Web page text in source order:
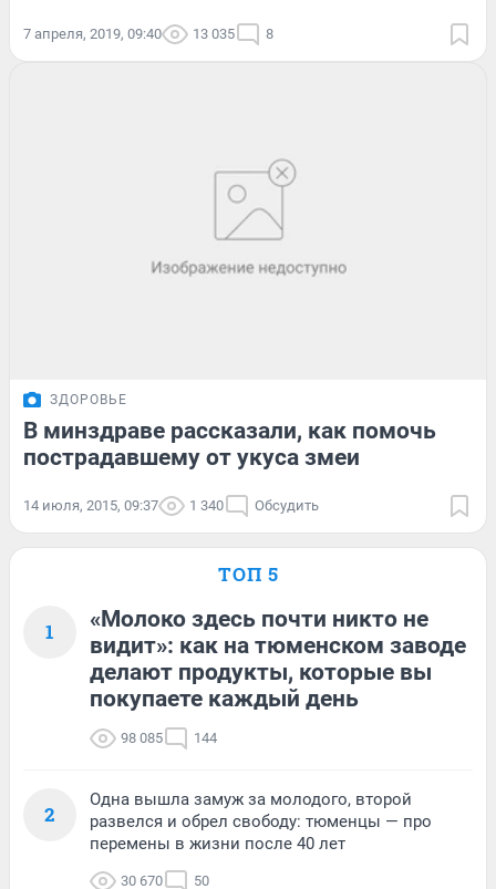
7 апреля, 2019, 09:40 13 035 8
ЗДОРОВЬЕ
В минздраве рассказали, как помочь
пострадавшему от укуса змеи
14 июля, 2015, 09:37 1 340 Обсудить
ТОП 5
1
«Молоко здесь почти никто не
видит»: как на тюменском заводе
делают продукты, которые вы
покупаете каждый день
98 085 144
2
Одна вышла замуж за молодого, второй
развелся и обрел свободу: тюменцы — про
перемены в жизни после 40 лет
30 670 50